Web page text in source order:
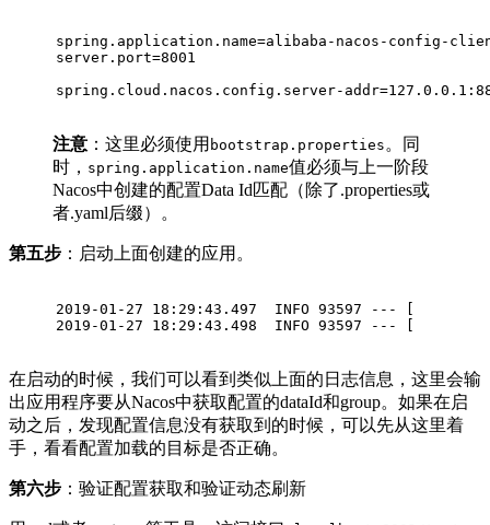
spring.application.name=alibaba-nacos-config-
server.port=8001
spring.cloud.nacos.config.server-
注意 ：这里必须使用 bootstrap.properties 。同
时， spring.application.name值必须与上一阶段
Nacos中创建的配置Data Id匹配（除了.properties或
者.yaml后缀）。
第五步 ：启动上面创建的应用。
2019-01-27 18:29:43.497  INFO 93597 --- [
2019-01-27 18:29:43.498  INFO 93597 --- [
在启动的时候，我们可以看到类似上面的日志信息，这里会输
出应用程序要从Nacos中获取配置的dataId和group。如果在启
动之后，发现配置信息没有获取到的时候，可以先从这里着
手，看看配置加载的目标是否正确。
第六步 ：验证配置获取和验证动态刷新